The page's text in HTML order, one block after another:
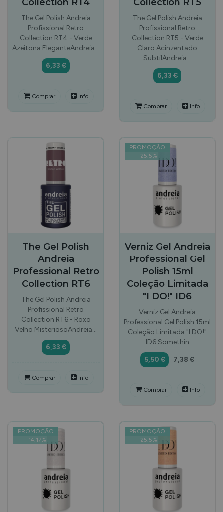
The Gel Polish Andreia
Profissional Retro
Collection RT4 - Verde
Azeitona EleganteAndreia…
6,33 €
Comprar Info
The Gel Polish Andreia
Profissional Retro
Collection RT5 - Verde
Claro Acinzentado
SubtilAndreia…
6,33 €
Comprar Info
The Gel Polish
Andreia
Professional Retro
Collection RT6
The Gel Polish Andreia
Profissional Retro
Collection RT6 - Roxo
Velho MisteriosoAndreia…
6,33 €
Comprar Info
PROMOÇÃO
-25.5%
Verniz Gel Andreia
Professional Gel
Polish 15ml
Coleção Limitada
"I DO!" ID6
Verniz Gel Andreia
Professional Gel Polish 15ml
Coleção Limitada "I DO!"
ID6 Somethin
5,50 € 7,38 €
Comprar Info
PROMOÇÃO
-14.17%
PROMOÇÃO
-25.5%